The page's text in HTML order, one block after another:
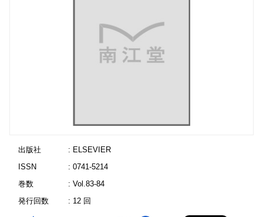
出版社
: ELSEVIER
ISSN
: 0741-5214
巻数
: Vol.83-84
発行回数
: 12 回